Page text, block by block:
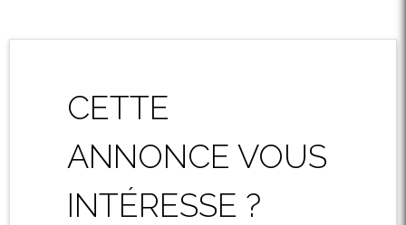
CETTE
ANNONCE VOUS
INTÉRESSE ?